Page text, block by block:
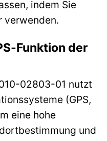
indem Sie
verwenden.
Funktion der
02803-01 nutzt
(GPS,
eine hohe
und